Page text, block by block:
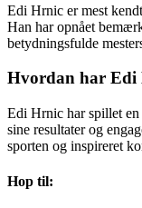
Edi Hrnic er mest
Han har opnået
betydningsfulde
Hvordan har Edi
Edi Hrnic har spillet
sine resultater og
sporten og inspireret
Hop til: